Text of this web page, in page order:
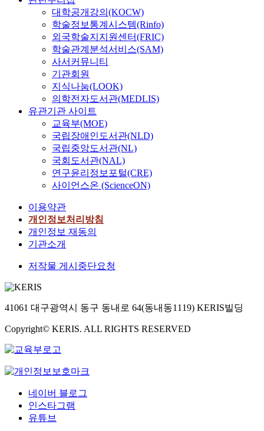
대학공개강의(KOCW)
학술정보통계시스템(Rinfo)
외국학술지지원센터(FRIC)
학술관계분석서비스(SAM)
사서커뮤니티
기관회원
지식나눔(LOOK)
의학전자도서관(MEDLIS)
유관기관 사이트
교육부(MOE)
국립장애인도서관(NLD)
국립중앙도서관(NL)
국회도서관(NAL)
연구윤리정보포털(CRE)
사이언스온 (ScienceON)
이용약관
개인정보처리방침
개인정보 재동의
기관소개
저작물 게시중단요청
41061 대구광역시 동구 동내로 64(동내동1119) KERIS빌딩
Copyright© KERIS. ALL RIGHTS RESERVED
네이버 블로그
인스타그램
유튜브